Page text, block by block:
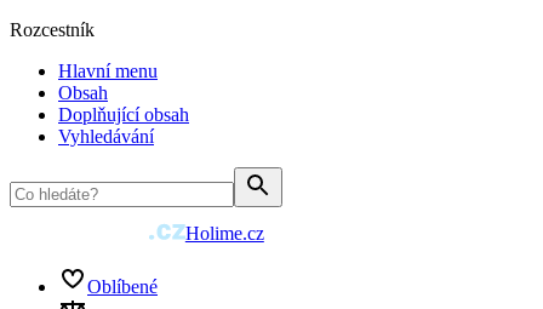
Rozcestník
Hlavní menu
Obsah
Doplňující obsah
Vyhledávání
Holime.cz
Oblíbené